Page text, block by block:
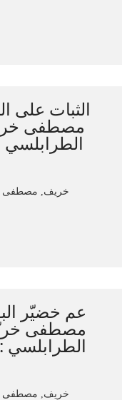
الثبات على
مصطفى
الطرابلسي
خريف, مصطفى 1910-
عم خضيّر
مصطفى
الطرابلسي
خريف, مصطفى 1910-